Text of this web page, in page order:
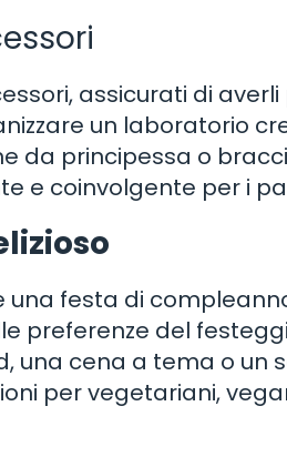
assicurati di
un laboratorio
da principessa o
e coinvolgente per i
festa di
preferenze del
una cena a tema o un
per vegetariani,